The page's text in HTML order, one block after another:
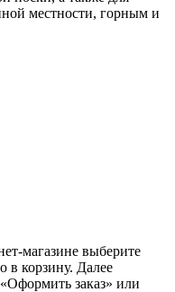
местности, горным и
магазине выберите
в корзину. Далее
заказ» или